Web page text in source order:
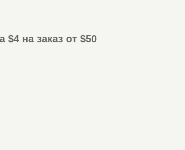
$4 на заказ от $50